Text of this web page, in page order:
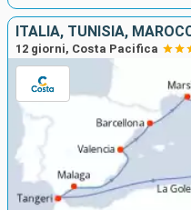
ITALIA, TUNISIA,
12 giorni, Costa Pacifica